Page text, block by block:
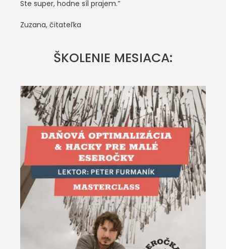
Ste super, hodne síl prajem.”
Zuzana, čitateľka
ŠKOLENIE MESIACA: